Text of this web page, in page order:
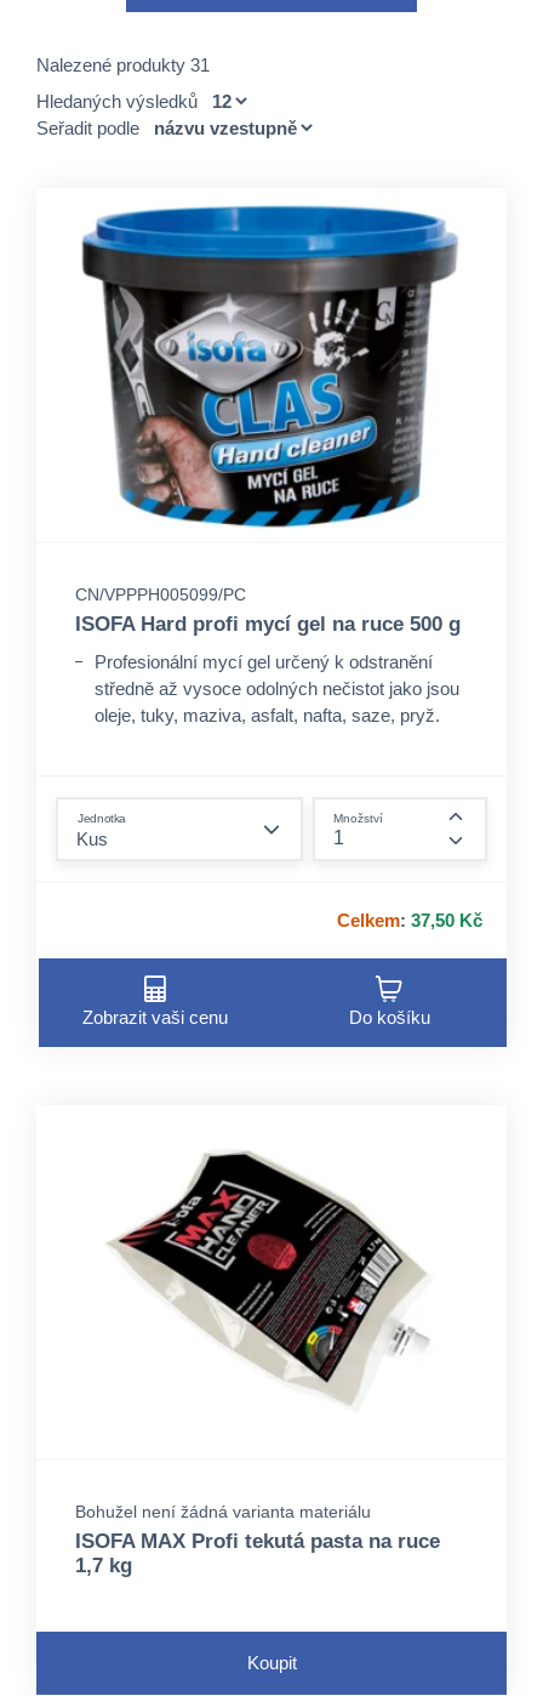
Nalezené produkty 31
Hledaných výsledků
Seřadit podle
CN/VPPPH005099/PC
ISOFA Hard profi mycí gel na ruce 500 g
Profesionální mycí gel určený k odstranění
středně až vysoce odolných nečistot jako jsou
oleje, tuky, maziva, asfalt, nafta, saze, pryž.
Jednotka Množství
Celkem: 37,50 Kč
Zobrazit vaši cenu Do košíku
Bohužel není žádná varianta materiálu
ISOFA MAX Profi tekutá pasta na ruce
1,7 kg
Koupit